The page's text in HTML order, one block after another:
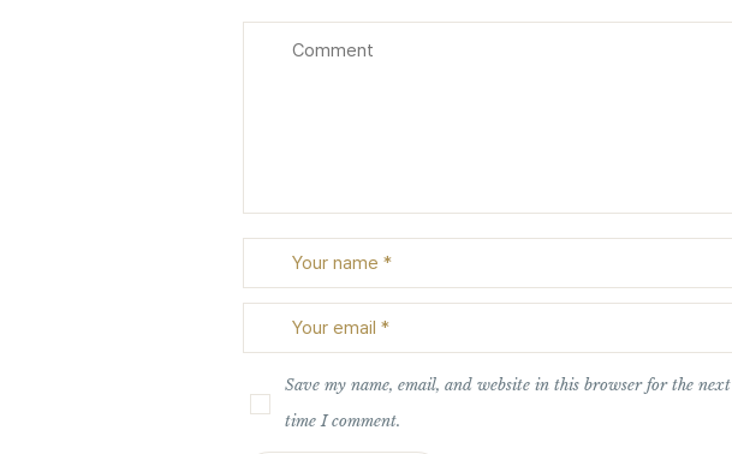
Save my name, email, and website in this browser for the next
time I comment.